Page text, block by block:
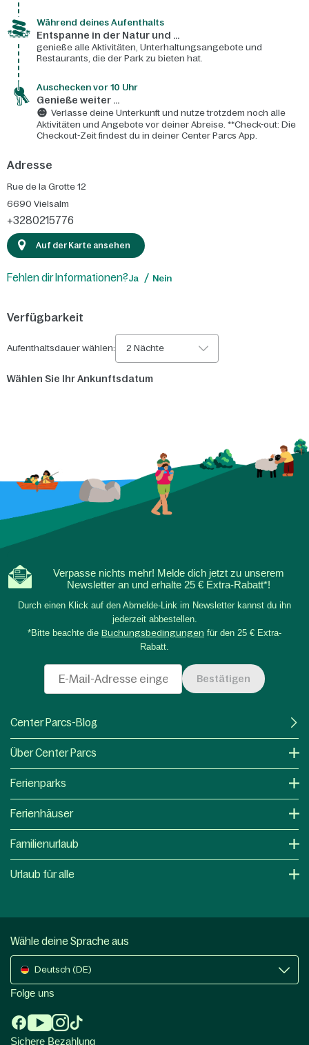
Während deines Aufenthalts
Entspanne in der Natur und ...
genieße alle Aktivitäten, Unterhaltungsangebote und
Restaurants, die der Park zu bieten hat.
Auschecken vor 10 Uhr
Genieße weiter ...
Verlasse deine Unterkunft und nutze trotzdem noch alle
Aktivitäten und Angebote vor deiner Abreise. **Check-out: Die
Checkout-Zeit findest du in deiner Center Parcs App.
Adresse
Rue de la Grotte 12
6690 Vielsalm
+3280215776
Auf der Karte ansehen
Fehlen dir Informationen?Ja Nein
Verfügbarkeit
Aufenthaltsdauer wählen: 2 Nächte
Wählen Sie Ihr Ankunftsdatum
Verpasse nichts mehr! Melde dich jetzt zu unserem
Newsletter an und erhalte 25 € Extra-Rabatt*!
Durch einen Klick auf den Abmelde-Link im Newsletter kannst du ihn
jederzeit abbestellen.
*Bitte beachte die Buchungsbedingungen für den 25 € Extra-
Rabatt.
Bestätigen
Center Parcs-Blog
Über Center Parcs
Ferienparks
Ferienhäuser
Familienurlaub
Urlaub für alle
Wähle deine Sprache aus
Deutsch (DE)
Folge uns
Sichere Bezahlung